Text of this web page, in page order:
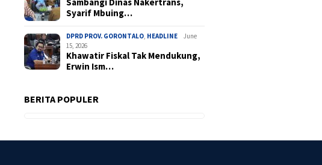
Sambangi Dinas Nakertrans,
Syarif Mbuing…
DPRD PROV. GORONTALO, HEADLINE
June
15, 2026
Khawatir Fiskal Tak Mendukung,
Erwin Ism…
BERITA POPULER